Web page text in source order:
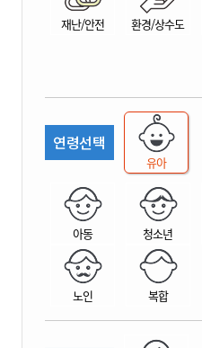
재난/안전 환경/상수도
연령선택
유아
아동 청소년
노인 복합